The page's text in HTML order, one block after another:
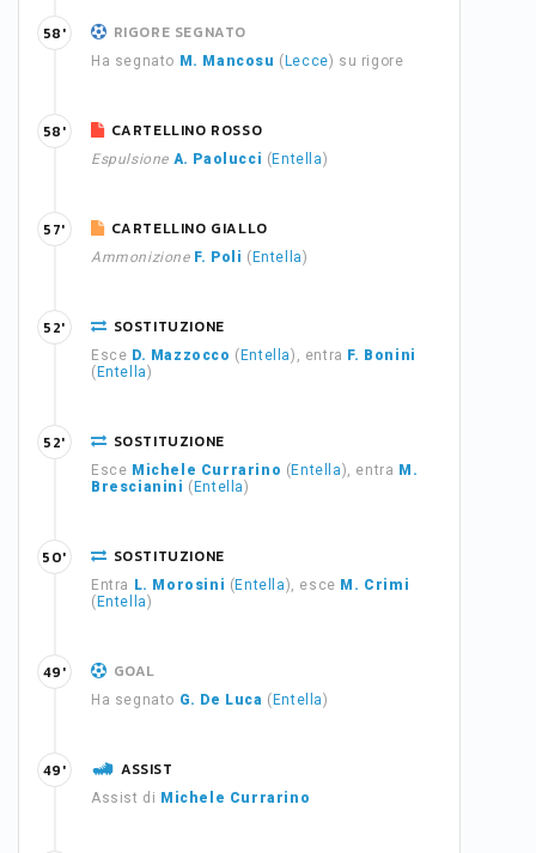
RIGORE SEGNATO
Ha segnato M. Mancosu ( Lecce) su rigore
58'
CARTELLINO ROSSO
Espulsione A. Paolucci ( Entella)
58'
CARTELLINO GIALLO
Ammonizione F. Poli ( Entella)
57'
SOSTITUZIONE
Esce D. Mazzocco ( Entella), entra F. Bonini
( Entella)
52'
SOSTITUZIONE
Esce Michele Currarino ( Entella), entra M.
Brescianini ( Entella)
52'
SOSTITUZIONE
Entra L. Morosini ( Entella), esce M. Crimi
( Entella)
50'
GOAL
Ha segnato G. De Luca ( Entella)
49'
ASSIST
Assist di Michele Currarino
49'